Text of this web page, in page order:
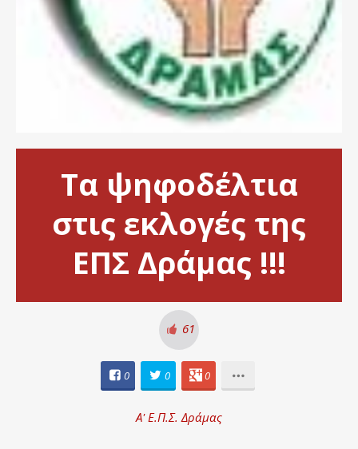
Τα ψηφοδέλτια
στις εκλογές της
ΕΠΣ Δράμας !!!
61
0 0 0
Α' Ε.Π.Σ. Δράμας